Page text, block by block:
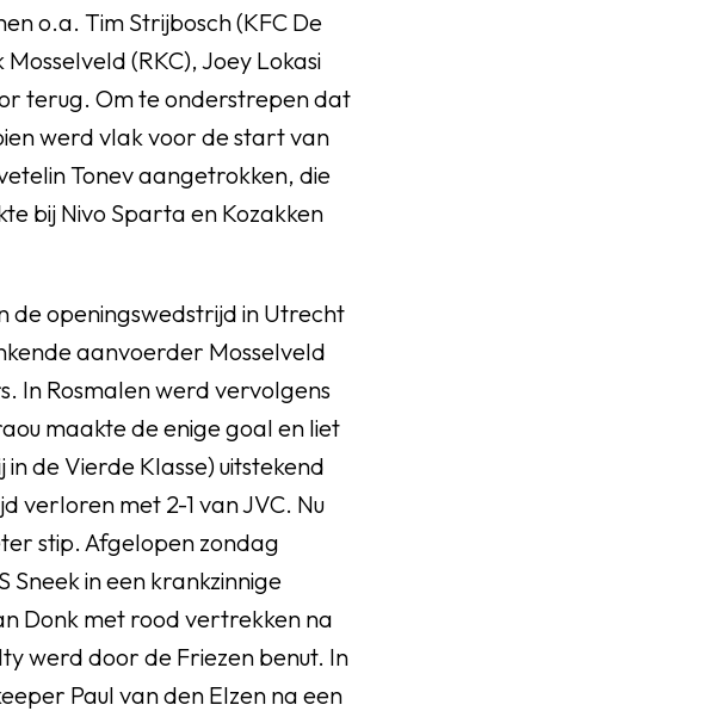
o.a. Tim Strijbosch (KFC De
(RKC), Joey Lokasi
terug. Om te onderstrepen dat
werd vlak voor de start van
Tonev aangetrokken, die
bij Nivo Sparta en Kozakken
de openingswedstrijd in Utrecht
aanvoerder Mosselveld
In Rosmalen werd vervolgens
maakte de enige goal en liet
in de Vierde Klasse) uitstekend
verloren met 2-1 van JVC. Nu
stip. Afgelopen zondag
in een krankzinnige
Donk met rood vertrekken na
werd door de Friezen benut. In
Paul van den Elzen na een